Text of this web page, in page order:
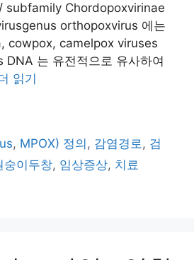
subfamily Chordopoxvirinae
orthopoxvirus 에는
cowpox, camelpox viruses
DNA 는 유전적으로 유사하여
읽기
, MPOX) 정의 , 감염경로, 검
숭이두창, 임상증상, 치료